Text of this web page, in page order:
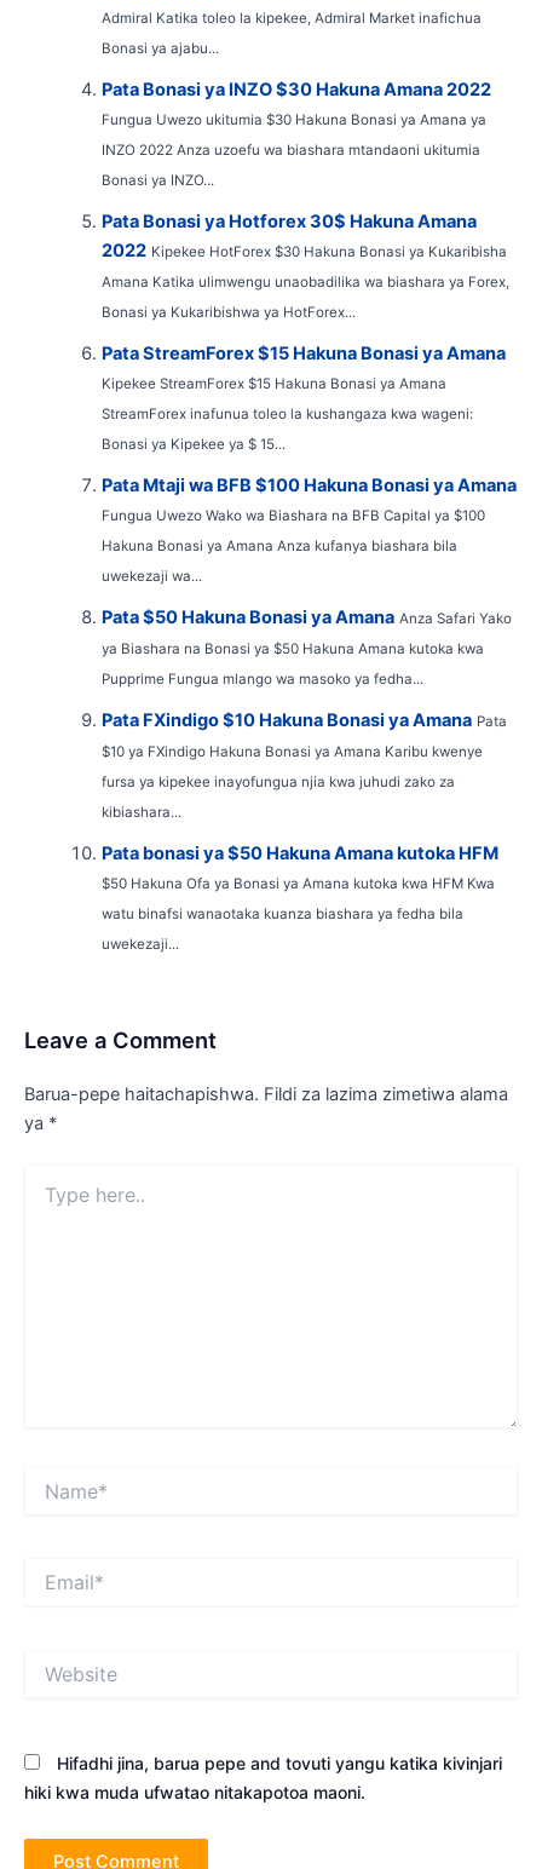
Admiral Katika toleo la kipekee, Admiral Market inafichua
Bonasi ya ajabu...
Pata Bonasi ya INZO $30 Hakuna Amana 2022
Fungua Uwezo ukitumia $30 Hakuna Bonasi ya Amana ya
INZO 2022 Anza uzoefu wa biashara mtandaoni ukitumia
Bonasi ya INZO...
Pata Bonasi ya Hotforex 30$ Hakuna Amana
2022 Kipekee HotForex $30 Hakuna Bonasi ya Kukaribisha
Amana Katika ulimwengu unaobadilika wa biashara ya Forex,
Bonasi ya Kukaribishwa ya HotForex...
Pata StreamForex $15 Hakuna Bonasi ya Amana
Kipekee StreamForex $15 Hakuna Bonasi ya Amana
StreamForex inafunua toleo la kushangaza kwa wageni:
Bonasi ya Kipekee ya $ 15...
Pata Mtaji wa BFB $100 Hakuna Bonasi ya Amana
Fungua Uwezo Wako wa Biashara na BFB Capital ya $100
Hakuna Bonasi ya Amana Anza kufanya biashara bila
uwekezaji wa...
Pata $50 Hakuna Bonasi ya Amana Anza Safari Yako
ya Biashara na Bonasi ya $50 Hakuna Amana kutoka kwa
Pupprime Fungua mlango wa masoko ya fedha...
Pata FXindigo $10 Hakuna Bonasi ya Amana Pata
$10 ya FXindigo Hakuna Bonasi ya Amana Karibu kwenye
fursa ya kipekee inayofungua njia kwa juhudi zako za
kibiashara...
Pata bonasi ya $50 Hakuna Amana kutoka HFM
$50 Hakuna Ofa ya Bonasi ya Amana kutoka kwa HFM Kwa
watu binafsi wanaotaka kuanza biashara ya fedha bila
uwekezaji...
Leave a Comment
Barua-pepe haitachapishwa. Fildi za lazima zimetiwa alama
ya *
here..
Hifadhi jina, barua pepe and tovuti yangu katika kivinjari
hiki kwa muda ufwatao nitakapotoa maoni.